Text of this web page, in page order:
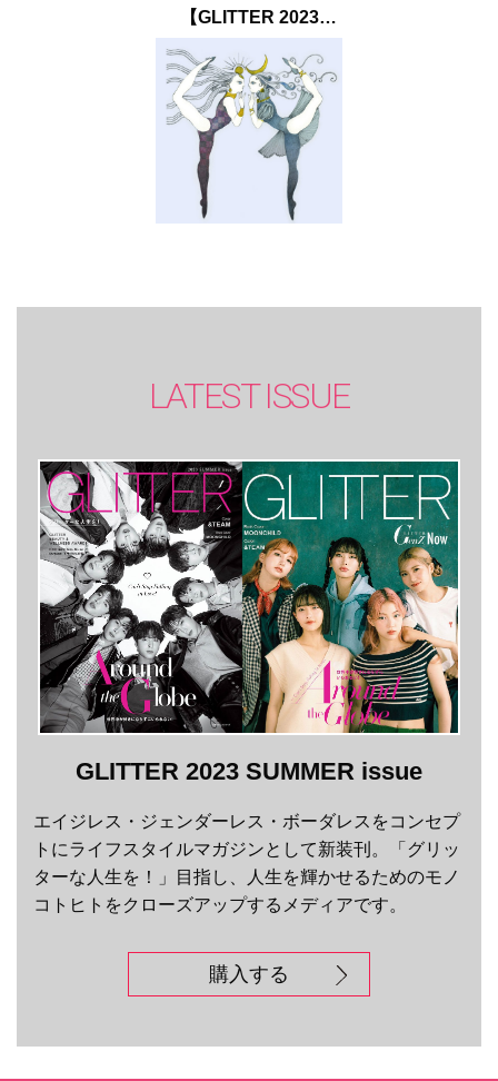
【GLITTER 2023
SUMMER issue】
LATEST ISSUE
GLITTER 2023 SUMMER issue
エイジレス・ジェンダーレス・ボーダレスをコンセプ
トにライフスタイルマガジンとして新装刊。「グリッ
ターな人生を！」目指し、人生を輝かせるためのモノ
コトヒトをクローズアップするメディアです。
購入する